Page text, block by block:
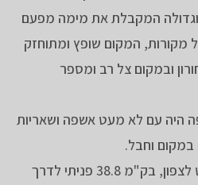
וגדולה המקבלת את מימה מפעם
מקורות, המקום שופץ ומתוחזק
ובמקום צל רב ומספר
היה עם לא מעט אשפה ושאריות
וחבל.
מהבריכה המשכתי מעט לצפון, בק"מ 38.8 פניתי לדרך